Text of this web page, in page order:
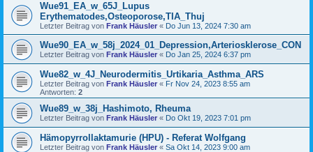
Wue91_EA_w_65J_Lupus
Erythematodes,Osteoporose,TIA_Thuj
Letzter Beitrag von Frank Häusler « Do Jun 13, 2024 7:30 am
Wue90_EA_w_58j_2024_01_Depression,Arteriosklerose_CON
Letzter Beitrag von Frank Häusler « Do Jan 25, 2024 6:37 pm
Wue82_w_4J_Neurodermitis_Urtikaria_Asthma_ARS
Letzter Beitrag von Frank Häusler « Fr Nov 24, 2023 8:55 am
Antworten: 2
Wue89_w_38j_Hashimoto, Rheuma
Letzter Beitrag von Frank Häusler « Do Okt 19, 2023 7:01 pm
Hämopyrrollaktamurie (HPU) - Referat Wolfgang
Letzter Beitrag von Frank Häusler « Sa Okt 14, 2023 9:00 am